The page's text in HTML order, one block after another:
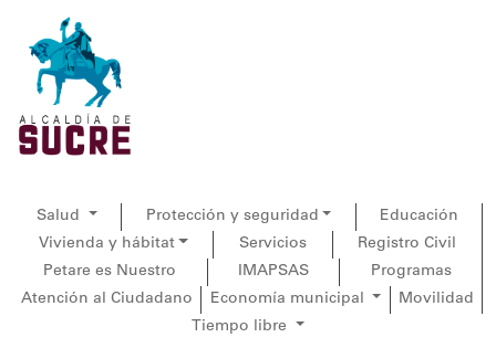
Salud Protección y seguridad
Educación
Vivienda y hábitat
Servicios
Registro Civil
Petare es Nuestro
IMAPSAS
Programas
Atención al Ciudadano
Economía municipal
Movilidad
Tiempo libre